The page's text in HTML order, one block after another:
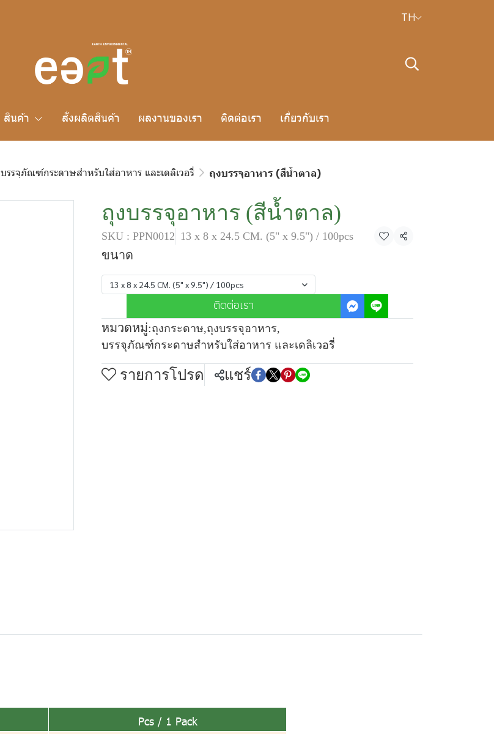
TH
สินค้า สั่งผลิตสินค้า ผลงานของเรา ติดต่อเรา เกี่ยวกับเรา
บรรจุภัณฑ์กระดาษสำหรับใส่อาหาร และเดลิเวอรี่ ถุงบรรจุอาหาร (สีน้ำตาล)
ถุงบรรจุอาหาร (สีน้ำตาล)
SKU : PPN0012 13 x 8 x 24.5 CM. (5" x 9.5") / 100pcs แชร์
ขนาด
13 x 8 x 24.5 CM. (5" x 9.5") / 100pcs
ติดต่อเรา
หมวดหมู่:ถุงกระดาษ,ถุงบรรจุอาหาร,
บรรจุภัณฑ์กระดาษสำหรับใส่อาหาร และเดลิเวอรี่
รายการโปรด แชร์
Pcs / 1 Pack